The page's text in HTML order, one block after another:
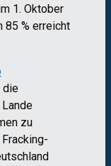
1. Oktober
85 % erreicht
die
zu